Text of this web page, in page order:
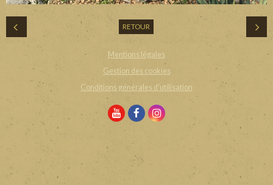
RETOUR
Mentions légales
Gestion des cookies
Conditions générales d'utilisation